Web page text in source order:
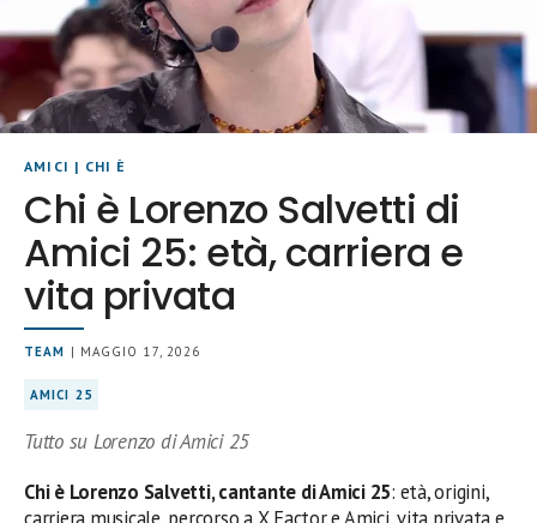
AMICI | CHI È
Chi è Lorenzo Salvetti di
Amici 25: età, carriera e
vita privata
TEAM | MAGGIO 17, 2026
AMICI 25
Tutto su Lorenzo di Amici 25
Chi è Lorenzo Salvetti, cantante di Amici 25: età, origini,